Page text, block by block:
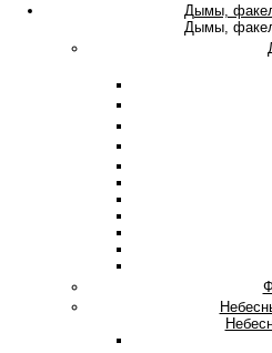
Дымы,
Дымы,